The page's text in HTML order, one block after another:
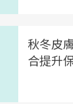
秋冬皮
合提升